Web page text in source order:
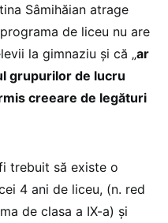
Sâmihăian atrage
de liceu nu are
la gimnaziu și că „ar
grupurilor de lucru
creeare de legături
trebuit să existe o
4 ani de liceu, (n. red
de clasa a IX-a) și